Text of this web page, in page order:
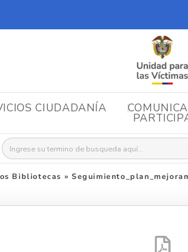
CIUDADANÍA
Buscar:
Bibliotecas »